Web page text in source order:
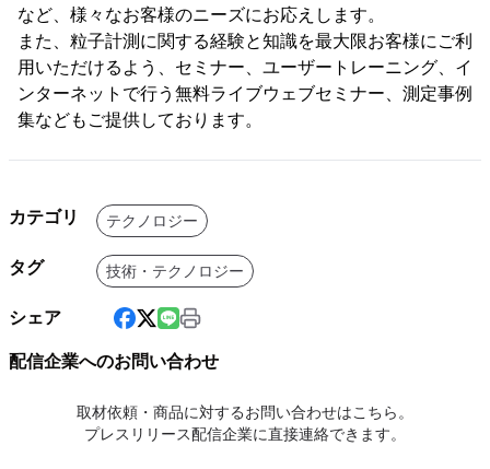
など、様々なお客様のニーズにお応えします。
また、粒子計測に関する経験と知識を最大限お客様にご利
用いただけるよう、セミナー、ユーザートレーニング、イ
ンターネットで行う無料ライブウェブセミナー、測定事例
集などもご提供しております。
カテゴリ テクノロジー
タグ 技術・テクノロジー
シェア
配信企業へのお問い合わせ
取材依頼・商品に対するお問い合わせはこちら。
プレスリリース配信企業に直接連絡できます。